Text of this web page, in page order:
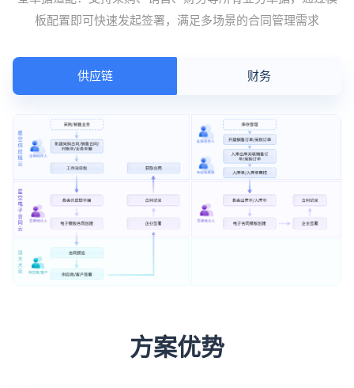
板配置即可快速发起签署，满足多场景的合同管理需求
供应链 财务
方案优势